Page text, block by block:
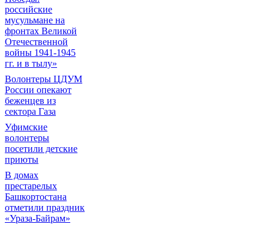
российские
мусульмане на
фронтах Великой
Отечественной
войны 1941-1945
гг. и в тылу»
Волонтеры ЦДУМ
России опекают
беженцев из
сектора Газа
Уфимские
волонтеры
посетили детские
приюты
В домах
престарелых
Башкортостана
отметили праздник
«Ураза-Байрам»